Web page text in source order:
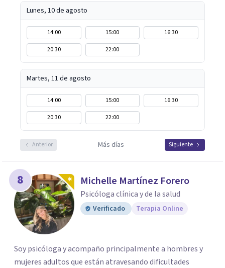
Lunes, 10 de agosto
14:00 15:00
16:30
20:30
22:00
Martes, 11 de agosto
14:00 15:00
16:30
20:30
22:00
Anterior Más días Siguiente
8 Michelle Martínez Forero
Psicóloga clínica y de la salud
Verificado Terapia Online
Soy psicóloga y acompaño principalmente a hombres y
mujeres adultos que están atravesando dificultades